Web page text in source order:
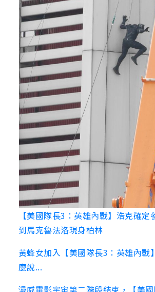
【美國隊長3：英雄內戰】浩克確定
到馬克魯法洛現身柏林
黃蜂女加入【美國隊長3：英雄內戰
麼說...